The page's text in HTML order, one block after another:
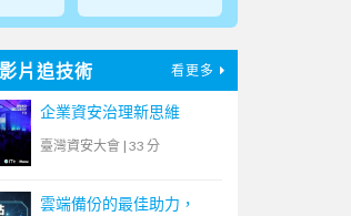
片追技術 看更多
企業資安治理新思維
臺灣資安大會 | 33 分
雲端備份的最佳助力，